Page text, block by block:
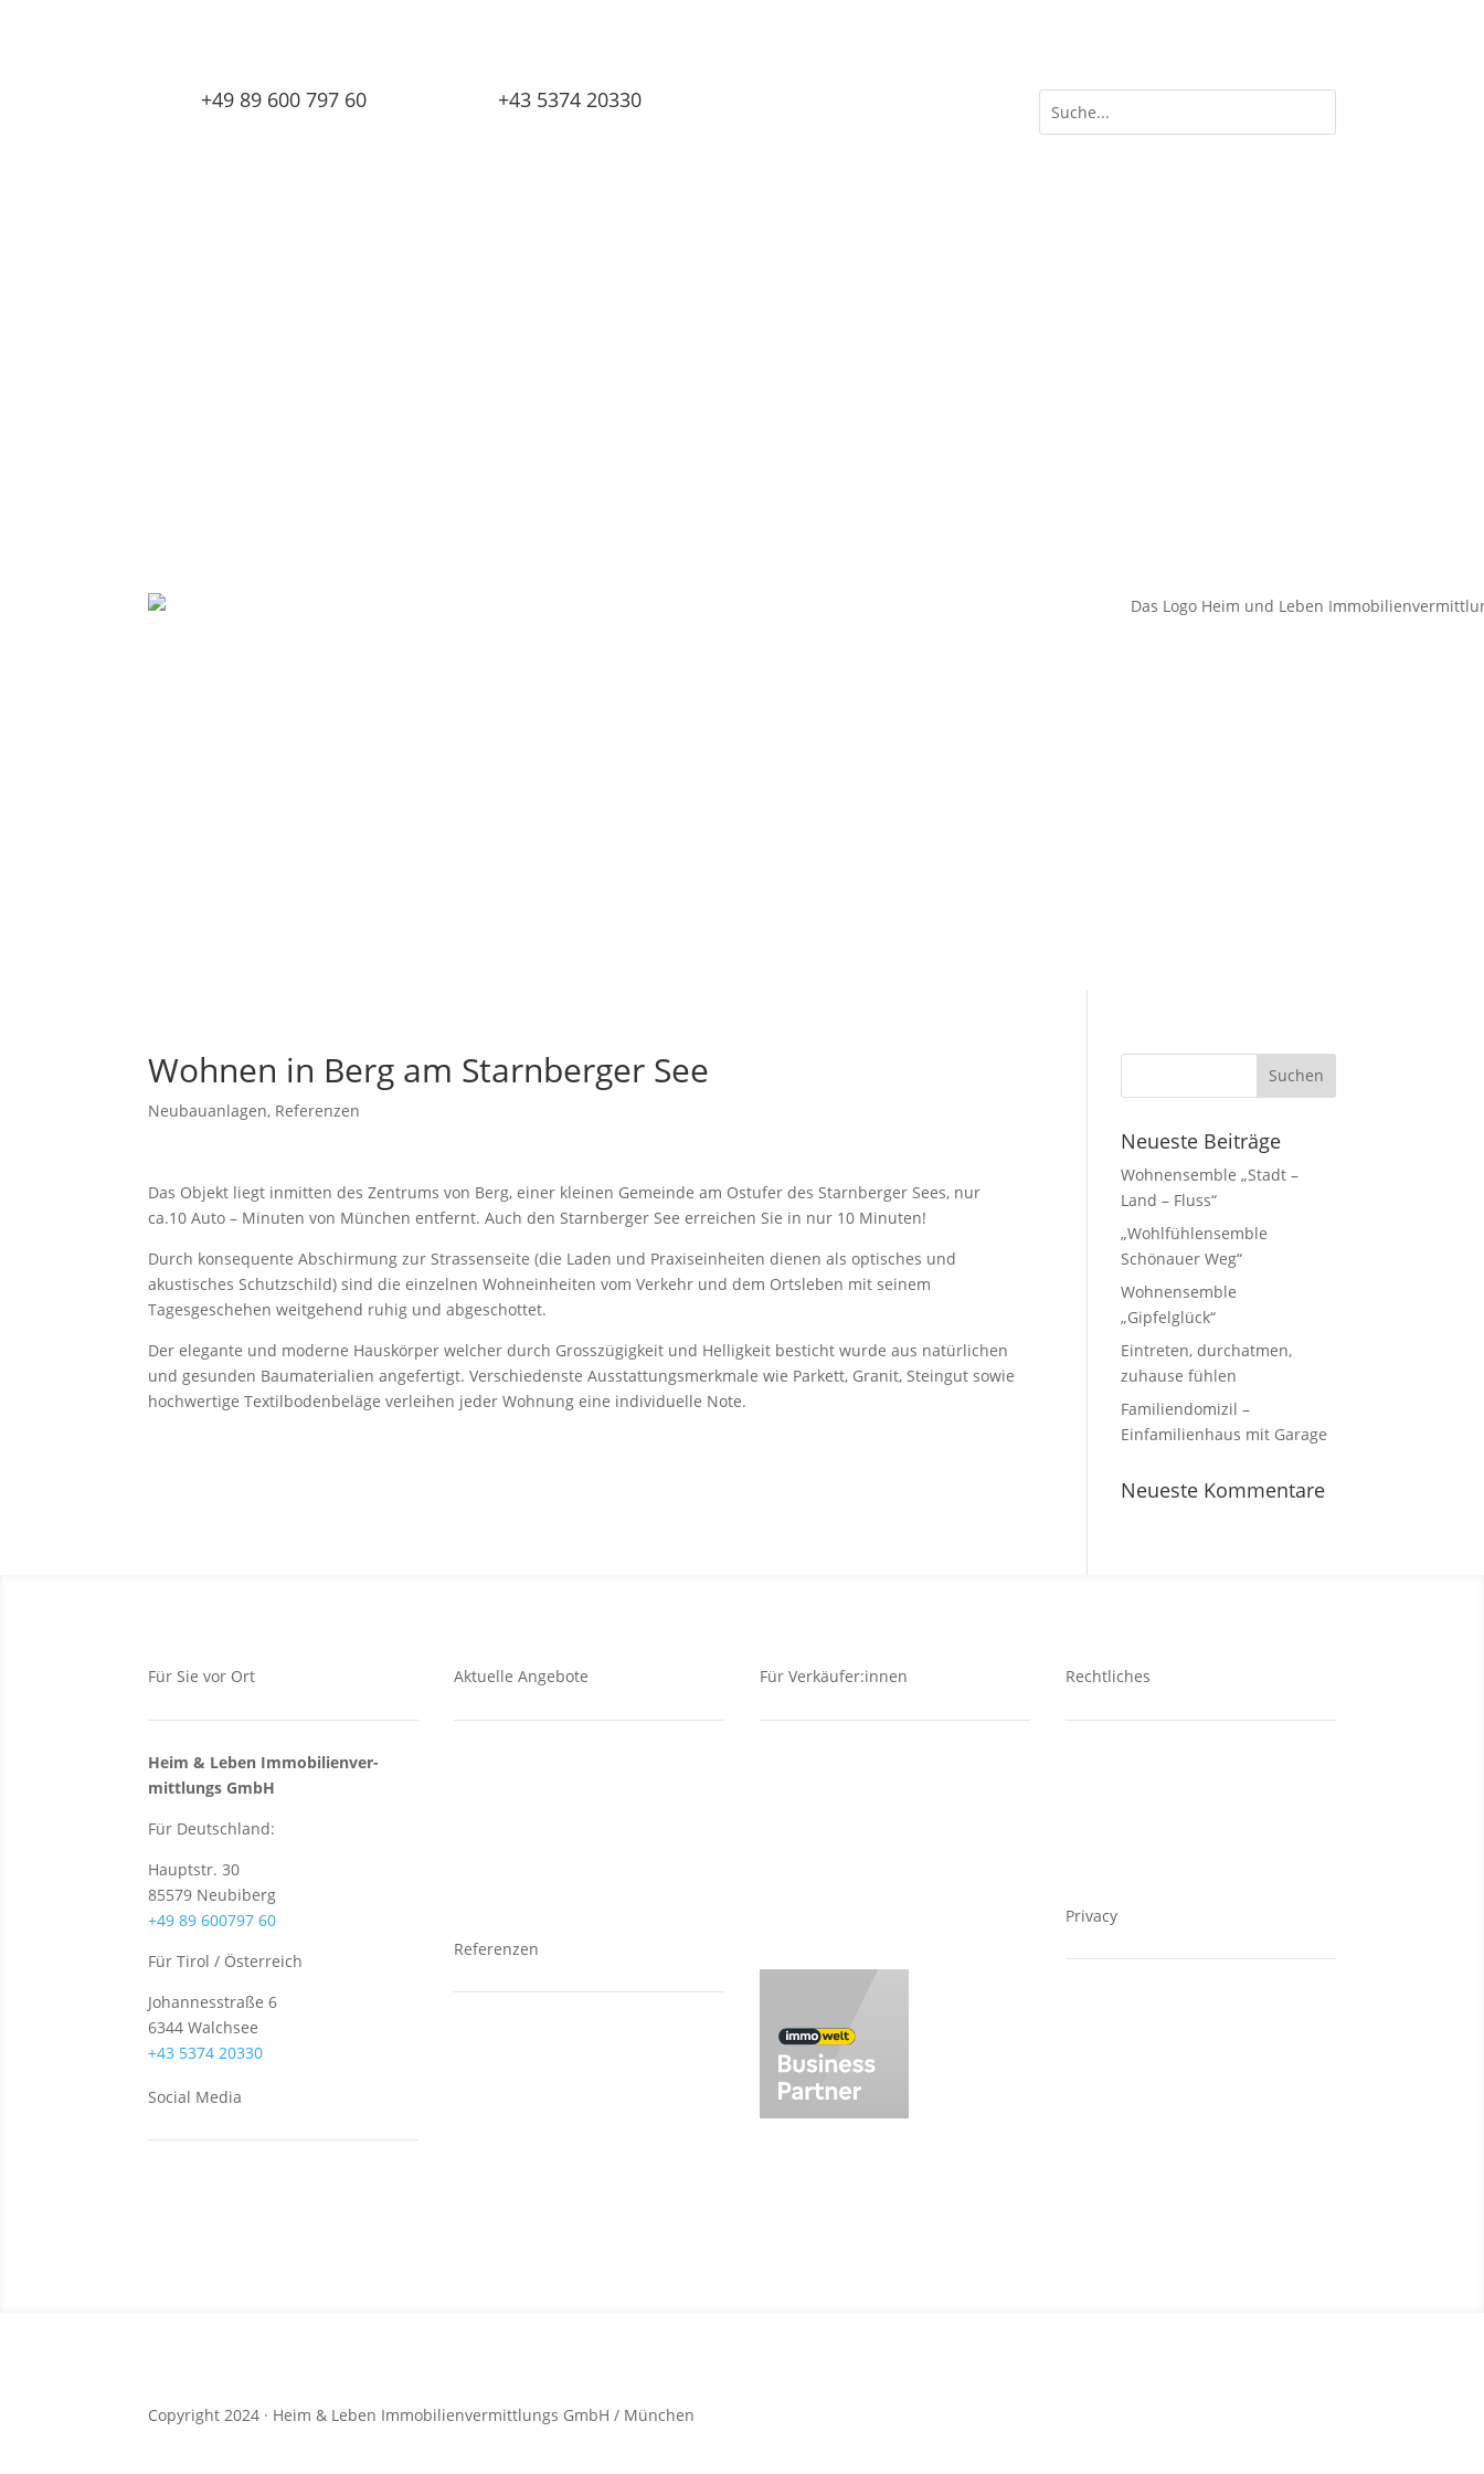
+49 89 600 797 60 +43 5374 20330
Wohnen in Berg am Starnberger See
Neubauanlagen, Referenzen
Das Objekt liegt inmitten des Zentrums von Berg, einer kleinen Gemeinde am Ostufer des Starnberger Sees, nur
ca.10 Auto – Minuten von München entfernt. Auch den Starnberger See erreichen Sie in nur 10 Minuten!
Durch konsequente Abschirmung zur Strassenseite (die Laden und Praxiseinheiten dienen als optisches und
akustisches Schutzschild) sind die einzelnen Wohneinheiten vom Verkehr und dem Ortsleben mit seinem
Tagesgeschehen weitgehend ruhig und abgeschottet.
Der elegante und moderne Hauskörper welcher durch Grosszügigkeit und Helligkeit besticht wurde aus natürlichen
und gesunden Baumaterialien angefertigt. Verschiedenste Ausstattungsmerkmale wie Parkett, Granit, Steingut sowie
hochwertige Textilbodenbeläge verleihen jeder Wohnung eine individuelle Note.
Neueste Beiträge
Wohnensemble „Stadt –
Land – Fluss“
„Wohlfühlensemble
Schönauer Weg“
Wohnensemble
„Gipfelglück“
Eintreten, durchatmen,
zuhause fühlen
Familiendomizil –
Einfamilienhaus mit Garage
Neueste Kommentare
Für Sie vor Ort
Heim & Leben Immo­bilien­ver­
mittlungs GmbH
Für Deutschland:
Hauptstr. 30
85579 Neubiberg
+49 89 600797 60
Für Tirol / Österreich
Johannesstraße 6
6344 Walchsee
+43 5374 20330
Social Media
Aktuelle Angebote
Referenzen
Für Verkäufer:innen Rechtliches
Privacy
Copyright 2024 · Heim & Leben Immo­bilien­ver­mittlungs GmbH / München